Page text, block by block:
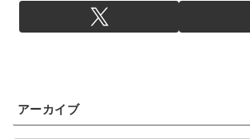
アーカイブ